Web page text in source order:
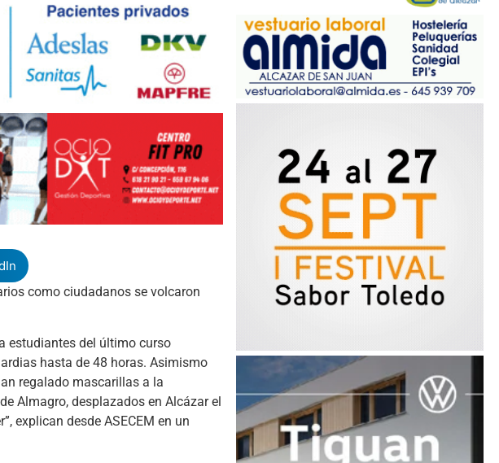
como ciudadanos se volcaron
estudiantes del último curso
hasta de 48 horas. Asimismo
regalado mascarillas a la
Almagro, desplazados en Alcázar el
explican desde ASECEM en un